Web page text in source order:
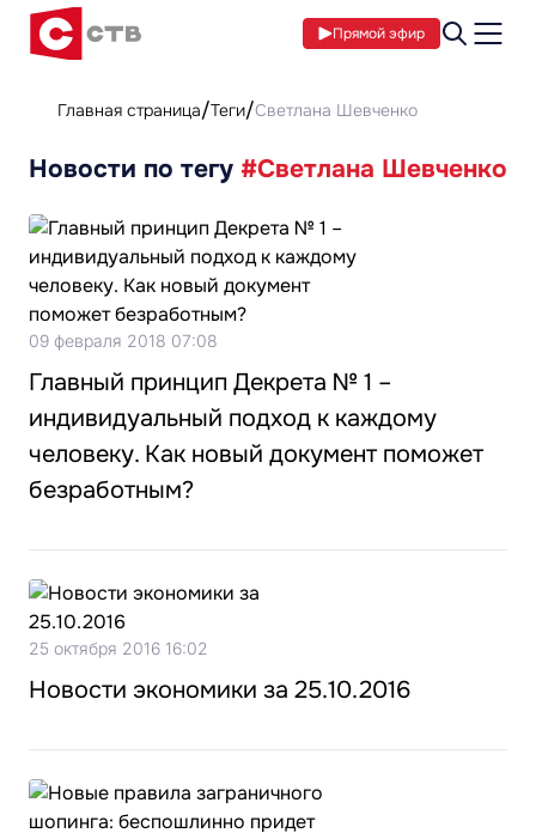
Прямой эфир
Главная страница Теги Светлана Шевченко
Новости по тегу #Светлана Шевченко
09 февраля 2018 07:08
Главный принцип Декрета № 1 –
индивидуальный подход к каждому
человеку. Как новый документ поможет
безработным?
25 октября 2016 16:02
Новости экономики за 25.10.2016